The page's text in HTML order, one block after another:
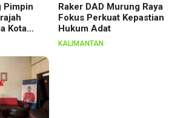
Pimpin
Kota
Raker DAD Murung Raya
Fokus Perkuat Kepastian
Hukum Adat
KALIMANTAN